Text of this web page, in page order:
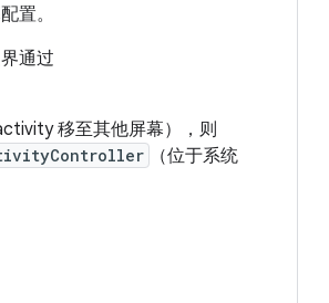
置。
通过
移至其他屏幕），则
（位于系统